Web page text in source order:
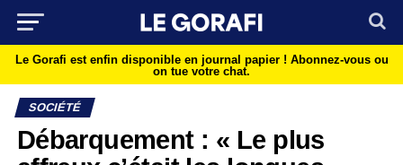
Le Gorafi est enfin disponible en journal papier ! Abonnez-vous ou
on tue votre chat.
SOCIÉTÉ
Débarquement : « Le plus